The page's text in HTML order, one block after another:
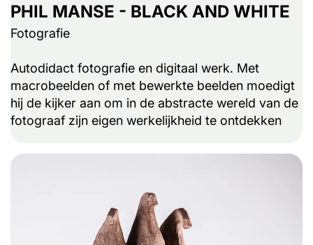
PHIL MANSE - BLACK AND WHITE
Fotografie
Autodidact fotografie en digitaal werk. Met
macrobeelden of met bewerkte beelden moedigt
hij de kijker aan om in de abstracte wereld van de
fotograaf zijn eigen werkelijkheid te ontdekken